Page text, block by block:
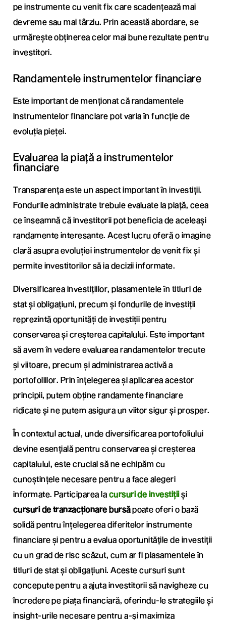
pe instrumente cu venit fix care scadențează mai
devreme sau mai târziu. Prin această abordare, se
urmărește obținerea celor mai bune rezultate pentru
investitori.
Randamentele instrumentelor financiare
Este important de menționat că randamentele
instrumentelor financiare pot varia în funcție de
evoluția pieței.
Evaluarea la piață a instrumentelor
financiare
Transparența este un aspect important în investiții.
Fondurile administrate trebuie evaluate la piață, ceea
ce înseamnă că investitorii pot beneficia de aceleași
randamente interesante. Acest lucru oferă o imagine
clară asupra evoluției instrumentelor de venit fix și
permite investitorilor să ia decizii informate.
Diversificarea investițiilor, plasamentele în titluri de
stat și obligațiuni, precum și fondurile de investiții
reprezintă oportunități de investiții pentru
conservarea și creșterea capitalului. Este important
să avem în vedere evaluarea randamentelor trecute
și viitoare, precum și administrarea activă a
portofoliilor. Prin înțelegerea și aplicarea acestor
principii, putem obține randamente financiare
ridicate și ne putem asigura un viitor sigur și prosper.
În contextul actual, unde diversificarea portofoliului
devine esențială pentru conservarea și creșterea
capitalului, este crucial să ne echipăm cu
cunoștințele necesare pentru a face alegeri
informate. Participarea la cursuri de investiții și
cursuri de tranzacționare bursăpoate oferi o bază
solidă pentru înțelegerea diferitelor instrumente
financiare și pentru a evalua oportunitățile de investiții
cu un grad de risc scăzut, cum ar fi plasamentele în
titluri de stat și obligațiuni. Aceste cursuri sunt
concepute pentru a ajuta investitorii să navigheze cu
încredere pe piața financiară, oferindu-le strategiile și
insight-urile necesare pentru a-și maximiza